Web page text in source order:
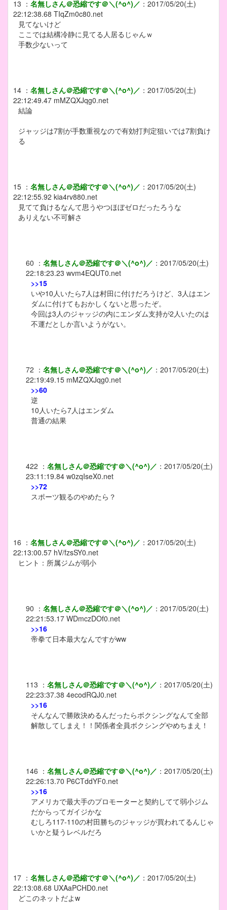
13 ： 名無しさん＠恐縮です＠＼(^o^)／ ： 2017/05/20(土)
22:12:38.68 TIqZm0c80.net
見てないけど
ここでは結構冷静に見てる人居るじゃんｗ
手数少ないって
14 ： 名無しさん＠恐縮です＠＼(^o^)／ ： 2017/05/20(土)
22:12:49.47 mMZQXJqg0.net
結論
ジャッジは7割が手数重視なので有効打判定狙いでは7割負け
る
15 ： 名無しさん＠恐縮です＠＼(^o^)／ ： 2017/05/20(土)
22:12:55.92 kia4rv880.net
見てて負けるなんて思うやつほぼゼロだったろうな
ありえない不可解さ
60 ： 名無しさん＠恐縮です＠＼(^o^)／ ： 2017/05/20(土)
22:18:23.23 wvm4EQUT0.net
>>15
いや10人いたら7人は村田に付けだろうけど、3人はエン
ダムに付けてもおかしくないと思ったぞ。
今回は3人のジャッジの内にエンダム支持が2人いたのは
不運だとしか言いようがない。
72 ： 名無しさん＠恐縮です＠＼(^o^)／ ： 2017/05/20(土)
22:19:49.15 mMZQXJqg0.net
>>60
逆
10人いたら7人はエンダム
普通の結果
422 ： 名無しさん＠恐縮です＠＼(^o^)／ ： 2017/05/20(土)
23:11:19.84 w0zqIseX0.net
>>72
スポーツ観るのやめたら？
16 ： 名無しさん＠恐縮です＠＼(^o^)／ ： 2017/05/20(土)
22:13:00.57 hV/fzsSY0.net
ヒント：所属ジムが弱小
90 ： 名無しさん＠恐縮です＠＼(^o^)／ ： 2017/05/20(土)
22:21:53.17 WDmczDOf0.net
>>16
帝拳て日本最大なんですがww
113 ： 名無しさん＠恐縮です＠＼(^o^)／ ： 2017/05/20(土)
22:23:37.38 4ecodRQJ0.net
>>16
そんなんで勝敗決めるんだったらボクシングなんて全部
解散してしまえ！！関係者全員ボクシングやめちまえ！
146 ： 名無しさん＠恐縮です＠＼(^o^)／ ： 2017/05/20(土)
22:26:13.70 P6CTddYF0.net
>>16
アメリカで最大手のプロモーターと契約してて弱小ジム
だからってガイジかな
むしろ117-110の村田勝ちのジャッジが買われてるんじゃ
いかと疑うレベルだろ
17 ： 名無しさん＠恐縮です＠＼(^o^)／ ： 2017/05/20(土)
22:13:08.68 UXAaPCHD0.net
どこのネットだよw